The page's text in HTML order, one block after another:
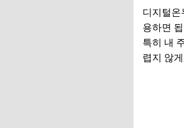
디지털온
용하면
특히 내
렵지 않